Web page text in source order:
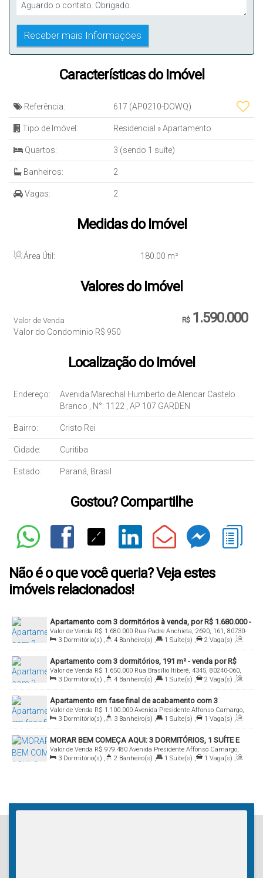
Características do Imóvel
Referência: 617 (AP0210-DOWQ)
Tipo de Imóvel: Residencial »Apartamento
Quartos: 3 (sendo 1 suíte)
Banheiros: 2
Vagas: 2
Medidas do Imóvel
Área Útil: 180.00 m²
Valores do Imóvel
R$1.590.000
Valor de Venda
Valor do Condominio R$ 950
Localização do Imóvel
Endereço:
Avenida Marechal Humberto de Alencar Castelo
Branco , N°: 1122 , AP 107 GARDEN
Bairro: Cristo Rei
Cidade: Curitiba
Estado: Paraná, Brasil
Gostou? Compartilhe
Não é o que você queria? Veja estes
imóveis relacionados!
Apartamento com 3 dormitórios à venda, por R$ 1.680.000 -
Bigorrilho - Curitiba/PR
R$ 1.680.000
Valor de Venda
Rua Padre Anchieta, 2690, 161, 80730-
000, Bigorrilho, Curitiba, Paraná, Brasil
3 Dormitório(s) , 4 Banheiro(s) , 1 Suíte(s) , 2 Vaga(s) ,
Útil: 182.00m²
Apartamento com 3 dormitórios, 191 m² - venda por R$
1.650.000,00 ou aluguel por R$ 7.200,00/mês - Água Verde -
Curitiba/PR
R$ 1.650.000
Valor de Venda
Rua Brasílio Itiberê, 4345, 80240-060,
Água Verde, Curitiba, Paraná, Brasil
3 Dormitório(s) , 4 Banheiro(s) , 1 Suíte(s) , 2 Vaga(s) ,
Útil: 191.00m²
Apartamento em fase final de acabamento com 3
dormitórios à venda, 81 m² por R$ 1.100.000 - Cristo Rei -
Curitiba/PR
R$ 1.100.000
Valor de Venda
Avenida Presidente Affonso Camargo,
1773, 80050-370, Cristo Rei, Curitiba, Paraná, Brasil
3 Dormitório(s) , 3 Banheiro(s) , 1 Suíte(s) , 1 Vaga(s) ,
Útil: 81.00m²
MORAR BEM COMEÇA AQUI: 3 DORMITÓRIOS, 1 SUÍTE E
TUDO O QUE VOCÊ PRECISA!
R$ 979.480
Valor de Venda
Avenida Presidente Affonso Camargo,
1773, 2607 - 3Q, 80050-370, Cristo Rei, Curitiba, Paraná, Brasil
3 Dormitório(s) , 2 Banheiro(s) , 1 Suíte(s) , 1 Vaga(s) ,